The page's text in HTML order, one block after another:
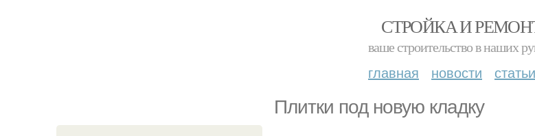
СТРОЙКА И
ваше строительство в наших
главная новости статьи
Плитки под новую кладку